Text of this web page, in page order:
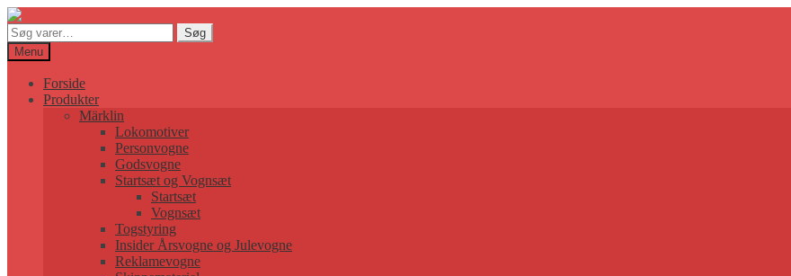
Søg
efter:
Søg
Menu
Forside
Produkter
Märklin
Lokomotiver
Personvogne
Godsvogne
Startsæt og Vognsæt
Startsæt
Vognsæt
Togstyring
Insider Årsvogne og Julevogne
Reklamevogne